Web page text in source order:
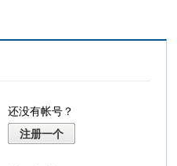
还没有帐号？
注册一个